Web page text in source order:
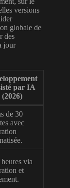
versions
globale de
des
jour
par IA
(2026)
de 30
avec
via
et